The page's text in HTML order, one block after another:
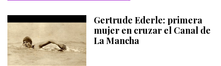
Gertrude Ederle: primera
mujer en cruzar el Canal de
La Mancha